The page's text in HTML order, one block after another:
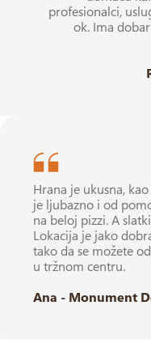
profesionalci,
ok. Ima
Hrana je ukusna,
je ljubazno i od
na beloj pizzi. A
Lokacija je jako
tako da se možete
u tržnom centru.
Ana - Monument